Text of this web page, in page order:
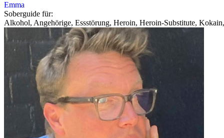
Emma
Soberguide für:
Alkohol, Angehörige, Essstörung, Heroin, Heroin-Substitute,